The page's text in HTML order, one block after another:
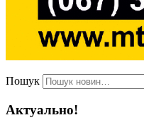
Пошук
Актуально!